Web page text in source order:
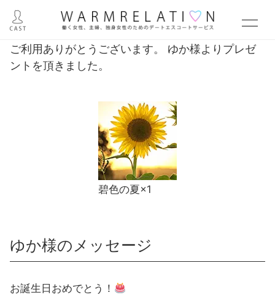
ご利用ありがとうございます。 ゆか様よりプレゼ
ントを頂きました。
碧色の夏×1
ゆか様のメッセージ
お誕生日おめでとう！